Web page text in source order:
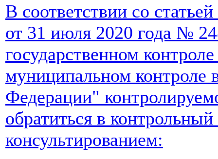
В соответствии со
от 31 июля 2020 года №
государственном
муниципальном контроле
Федерации"
обратиться в
консультированием: